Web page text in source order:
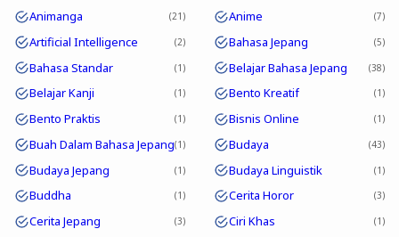
Animanga 21 Anime 7
Artificial Intelligence 2 Bahasa Jepang 5
Bahasa Standar 1 Belajar Bahasa Jepang 38
Belajar Kanji 1 Bento Kreatif 1
Bento Praktis 1 Bisnis Online 1
Buah Dalam Bahasa Jepang 1 Budaya 43
Budaya Jepang 1 Budaya Linguistik 1
Buddha 1 Cerita Horor 3
Cerita Jepang 3 Ciri Khas 1